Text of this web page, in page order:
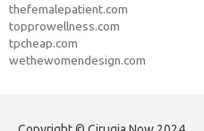
thefemalepatient.com
topprowellness.com
tpcheap.com
wethewomendesign.com